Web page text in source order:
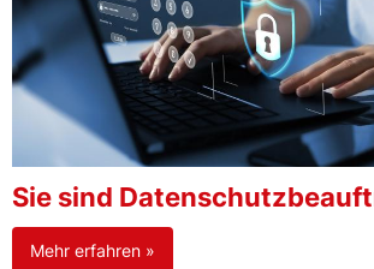
Sie sind
Mehr erfahren »